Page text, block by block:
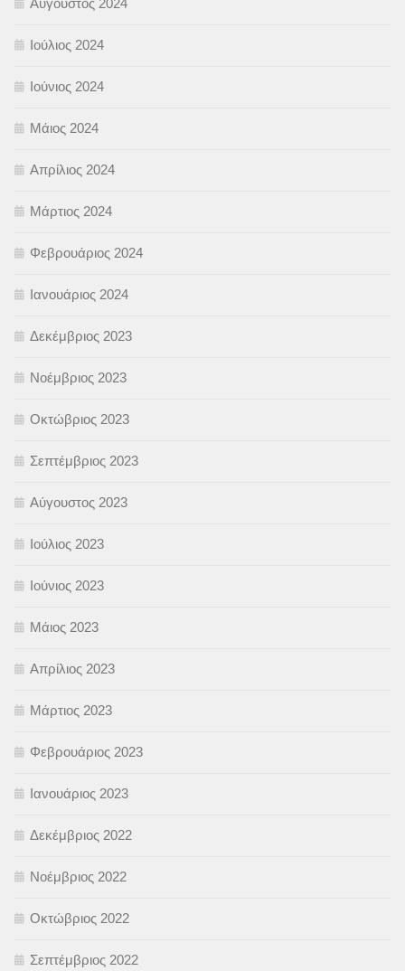
Αύγουστος 2024
Ιούλιος 2024
Ιούνιος 2024
Μάιος 2024
Απρίλιος 2024
Μάρτιος 2024
Φεβρουάριος 2024
Ιανουάριος 2024
Δεκέμβριος 2023
Νοέμβριος 2023
Οκτώβριος 2023
Σεπτέμβριος 2023
Αύγουστος 2023
Ιούλιος 2023
Ιούνιος 2023
Μάιος 2023
Απρίλιος 2023
Μάρτιος 2023
Φεβρουάριος 2023
Ιανουάριος 2023
Δεκέμβριος 2022
Νοέμβριος 2022
Οκτώβριος 2022
Σεπτέμβριος 2022